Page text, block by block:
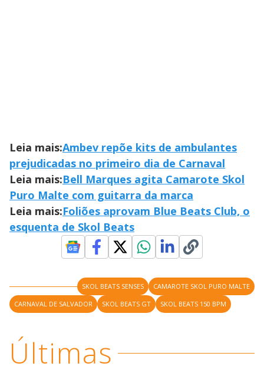
Leia mais:Ambev repõe kits de ambulantes
prejudicadas no primeiro dia de Carnaval
Leia mais:Bell Marques agita Camarote Skol
Puro Malte com guitarra da marca
Leia mais:Foliões aprovam Blue Beats Club, o
esquenta de Skol Beats
SKOL BEATS SENSES
CAMAROTE SKOL PURO MALTE
CARNAVAL DE SALVADOR
SKOL BEATS GT SKOL BEATS 150 BPM
Últimas